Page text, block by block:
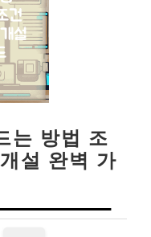
는 방법 조
설 완벽 가